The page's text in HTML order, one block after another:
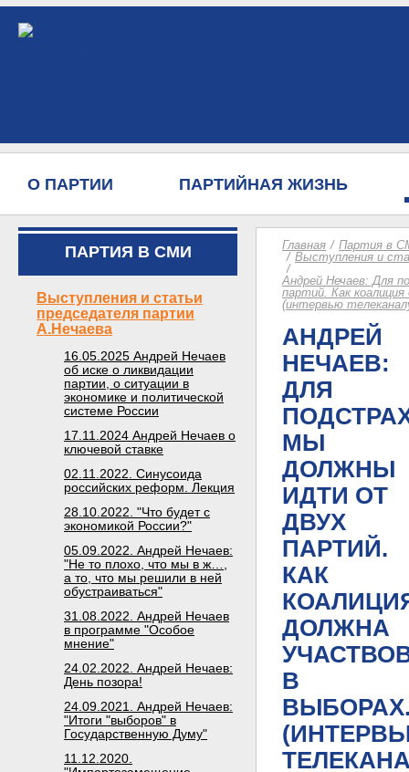
О ПАРТИИ ПАРТИЙНАЯ ЖИЗНЬ
Главная
Партия в
Выступления и
Андрей Нечаев: Для
партий. Как
(интервью
АНДРЕЙ
НЕЧАЕВ:
ДЛЯ
МЫ
ДОЛЖНЫ
ИДТИ ОТ
ДВУХ
ПАРТИЙ.
КАК
ДОЛЖНА
В
ПАРТИЯ В СМИ
Выступления и статьи
председателя партии
А.Нечаева
16.05.2025 Андрей Нечаев
об иске о ликвидации
партии, о ситуации в
экономике и политической
системе России
17.11.2024 Андрей Нечаев о
ключевой ставке
02.11.2022. Синусоида
российских реформ. Лекция
28.10.2022. "Что будет с
экономикой России?"
05.09.2022. Андрей Нечаев:
"Не то плохо, что мы в ж…,
а то, что мы решили в ней
обустраиваться"
31.08.2022. Андрей Нечаев
в программе "Особое
мнение"
24.02.2022. Андрей Нечаев:
День позора!
24.09.2021. Андрей Нечаев:
"Итоги "выборов" в
Государственную Думу"
11.12.2020.